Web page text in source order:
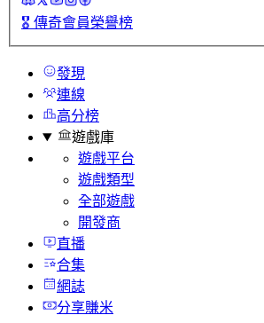
🎖️ 傳奇會員榮譽榜
發現
連線
高分榜
遊戲庫
遊戲平台
遊戲類型
全部遊戲
開發商
直播
合集
網誌
分享賺米